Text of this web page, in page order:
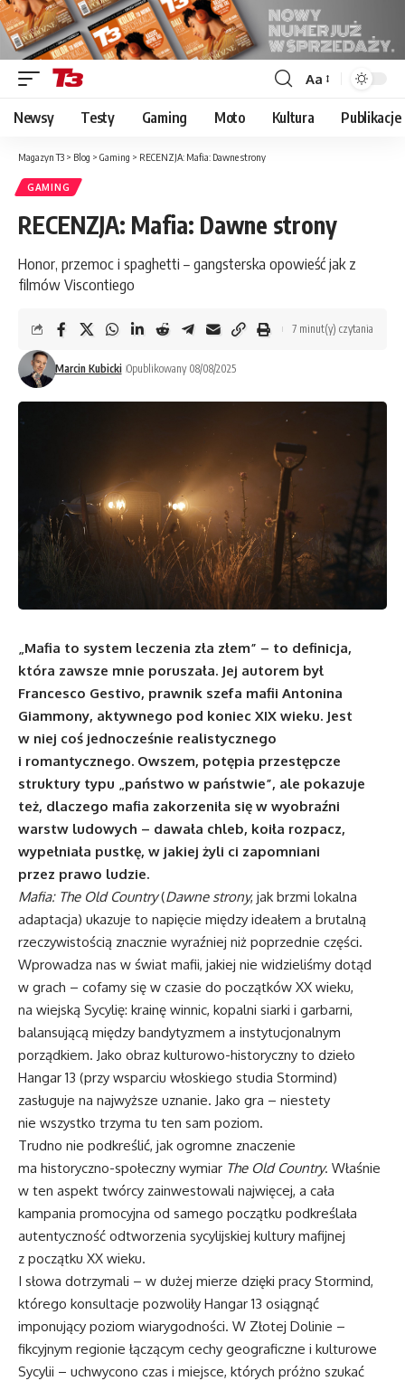
Font
Resizer
Aa
Newsy Testy Gaming Moto Kultura Publikacje
Magazyn T3 > Blog > Gaming > RECENZJA: Mafia: Dawne strony
GAMING
RECENZJA: Mafia: Dawne strony
Honor, przemoc i spaghetti – gangsterska opowieść jak z
filmów Viscontiego
Marcin Kubicki Opublikowany 08/08/2025
7 minut(y) czytania
„Mafia to system leczenia zła złem” – to definicja,
która zawsze mnie poruszała. Jej autorem był
Francesco Gestivo, prawnik szefa mafii Antonina
Giammony, aktywnego pod koniec XIX wieku. Jest
w niej coś jednocześnie realistycznego
i romantycznego. Owszem, potępia przestępcze
struktury typu „państwo w państwie”, ale pokazuje
też, dlaczego mafia zakorzeniła się w wyobraźni
warstw ludowych – dawała chleb, koiła rozpacz,
wypełniała pustkę, w jakiej żyli ci zapomniani
przez prawo ludzie.
Mafia: The Old Country(Dawne strony, jak brzmi lokalna
adaptacja) ukazuje to napięcie między ideałem a brutalną
rzeczywistością znacznie wyraźniej niż poprzednie części.
Wprowadza nas w świat mafii, jakiej nie widzieliśmy dotąd
w grach – cofamy się w czasie do początków XX wieku,
na wiejską Sycylię: krainę winnic, kopalni siarki i garbarni,
balansującą między bandytyzmem a instytucjonalnym
porządkiem. Jako obraz kulturowo-historyczny to dzieło
Hangar 13 (przy wsparciu włoskiego studia Stormind)
zasługuje na najwyższe uznanie. Jako gra – niestety
nie wszystko trzyma tu ten sam poziom.
Trudno nie podkreślić, jak ogromne znaczenie
ma historyczno-społeczny wymiar The Old Country. Właśnie
w ten aspekt twórcy zainwestowali najwięcej, a cała
kampania promocyjna od samego początku podkreślała
autentyczność odtworzenia sycylijskiej kultury mafijnej
z początku XX wieku.
I słowa dotrzymali – w dużej mierze dzięki pracy Stormind,
którego konsultacje pozwoliły Hangar 13 osiągnąć
imponujący poziom wiarygodności. W Złotej Dolinie –
fikcyjnym regionie łączącym cechy geograficzne i kulturowe
Sycylii – uchwycono czas i miejsce, których próżno szukać